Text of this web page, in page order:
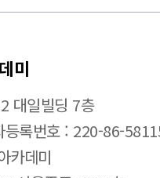
미
대일빌딩 7층
등록번호 : 220-86-
카데미